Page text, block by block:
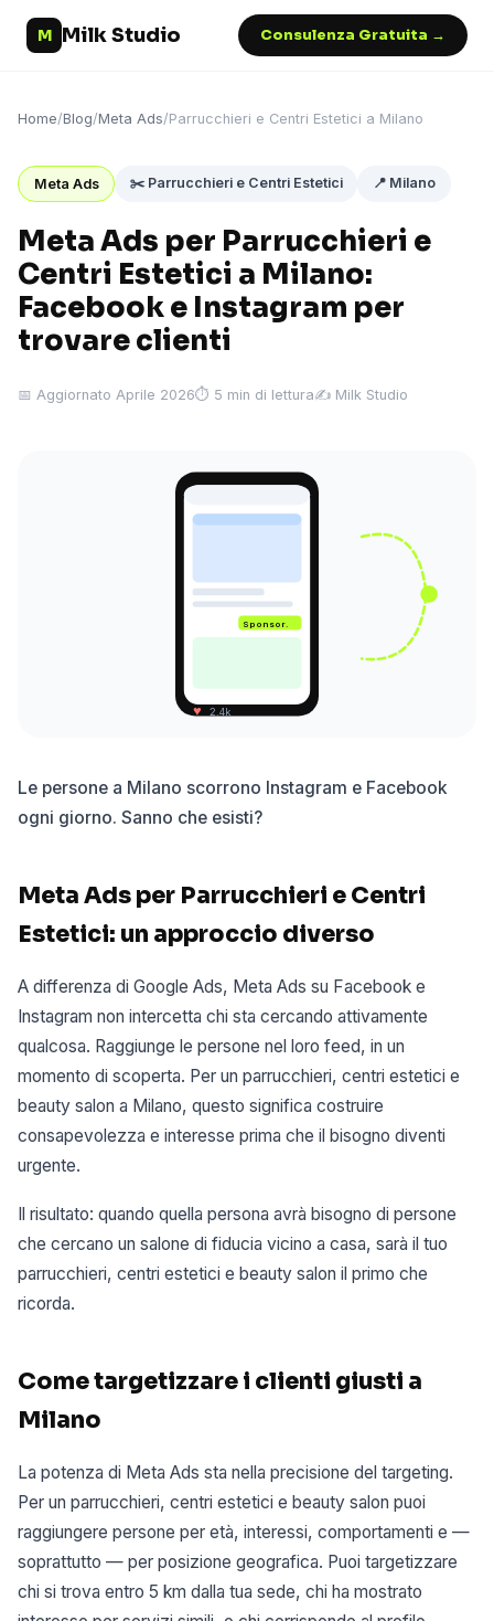
M Milk Studio Consulenza Gratuita →
Home/Blog/Meta Ads/Parrucchieri e Centri Estetici a Milano
Meta Ads ✂️ Parrucchieri e Centri Estetici 📍 Milano
Meta Ads per Parrucchieri e
Centri Estetici a Milano:
Facebook e Instagram per
trovare clienti
📅 Aggiornato Aprile 2026⏱ 5 min di lettura✍️ Milk Studio
Sponsor.
♥ 2.4k
Le persone a Milano scorrono Instagram e Facebook
ogni giorno. Sanno che esisti?
Meta Ads per Parrucchieri e Centri
Estetici: un approccio diverso
A differenza di Google Ads, Meta Ads su Facebook e
Instagram non intercetta chi sta cercando attivamente
qualcosa. Raggiunge le persone nel loro feed, in un
momento di scoperta. Per un parrucchieri, centri estetici e
beauty salon a Milano, questo significa costruire
consapevolezza e interesse prima che il bisogno diventi
urgente.
Il risultato: quando quella persona avrà bisogno di persone
che cercano un salone di fiducia vicino a casa, sarà il tuo
parrucchieri, centri estetici e beauty salon il primo che
ricorda.
Come targetizzare i clienti giusti a
Milano
La potenza di Meta Ads sta nella precisione del targeting.
Per un parrucchieri, centri estetici e beauty salon puoi
raggiungere persone per età, interessi, comportamenti e —
soprattutto — per posizione geografica. Puoi targetizzare
chi si trova entro 5 km dalla tua sede, chi ha mostrato